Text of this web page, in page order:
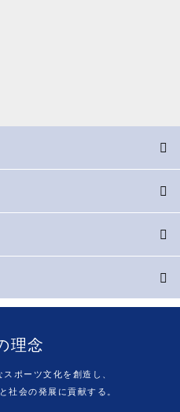
理念
ポーツ文化を創造し、
社会の発展に貢献する。